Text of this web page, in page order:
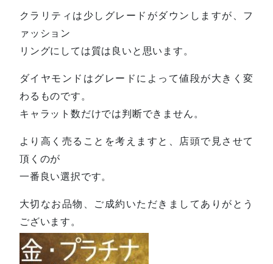
クラリティは少しグレードがダウンしますが、フ
ァッション
リングにしては質は良いと思います。
ダイヤモンドはグレードによって値段が大きく変
わるものです。
キャラット数だけでは判断できません。
より高く売ることを考えますと、店頭で見させて
頂くのが
一番良い選択です。
大切なお品物、ご成約いただきましてありがとう
ございます。